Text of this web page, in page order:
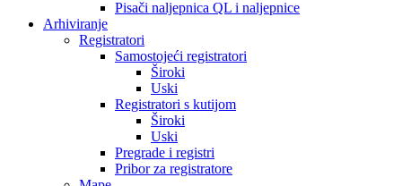
Pisači naljepnica QL i naljepnice
Arhiviranje
Registratori
Samostojeći registratori
Široki
Uski
Registratori s kutijom
Široki
Uski
Pregrade i registri
Pribor za registratore